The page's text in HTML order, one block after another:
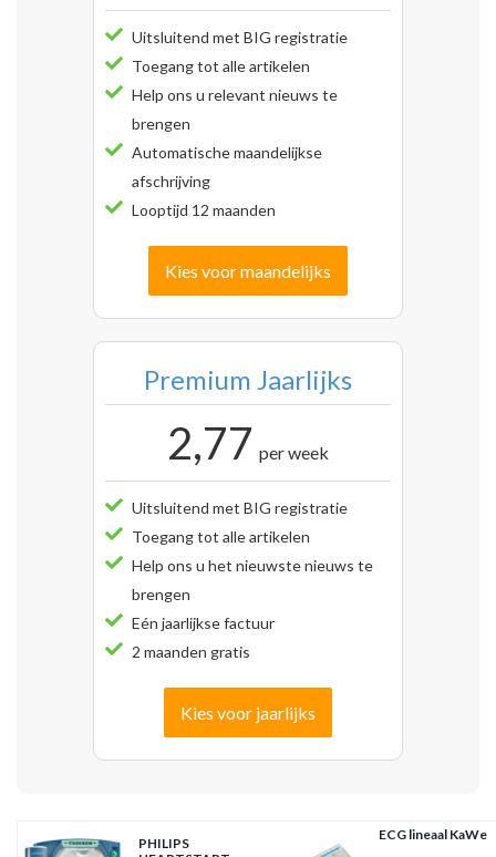
Uitsluitend met BIG registratie
Toegang tot alle artikelen
Help ons u relevant nieuws te
brengen
Automatische maandelijkse
afschrijving
Looptijd 12 maanden
Kies voor maandelijks
Premium Jaarlijks
2,77 per week
Uitsluitend met BIG registratie
Toegang tot alle artikelen
Help ons u het nieuwste nieuws te
brengen
Eén jaarlijkse factuur
2 maanden gratis
Kies voor jaarlijks
PHILIPS
ECG lineaal KaWe